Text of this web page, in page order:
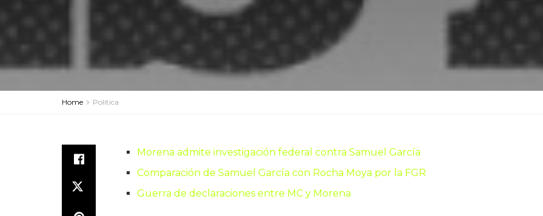
Home Política
Morena admite investigación federal contra Samuel García
Comparación de Samuel García con Rocha Moya por la FGR
Guerra de declaraciones entre MC y Morena